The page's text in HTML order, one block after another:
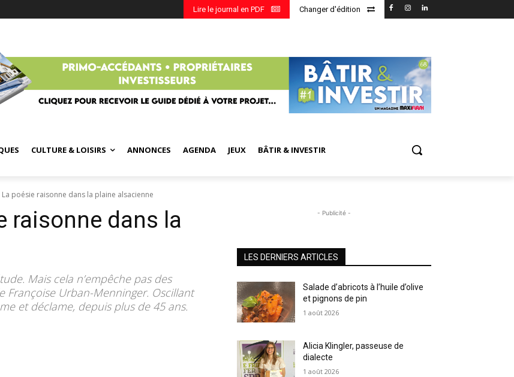
Changer d'édition
Lire le journal en PDF
CULTURE & LOISIRS ANNONCES AGENDA JEUX BÂTIR & INVESTIR
La poésie raisonne dans la plaine alsacienne
raisonne dans la
Mais cela n’empêche pas des
Françoise Urban-Menninger. Oscillant
et déclame, depuis plus de 45 ans.
- Publicité -
LES DERNIERS ARTICLES
Salade d’abricots à l’huile d’olive
et pignons de pin
1 août 2026
Alicia Klingler, passeuse de
dialecte
1 août 2026